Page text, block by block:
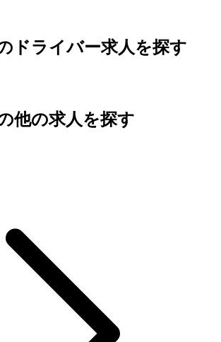
ドライバー求人を探す
他の求人を探す